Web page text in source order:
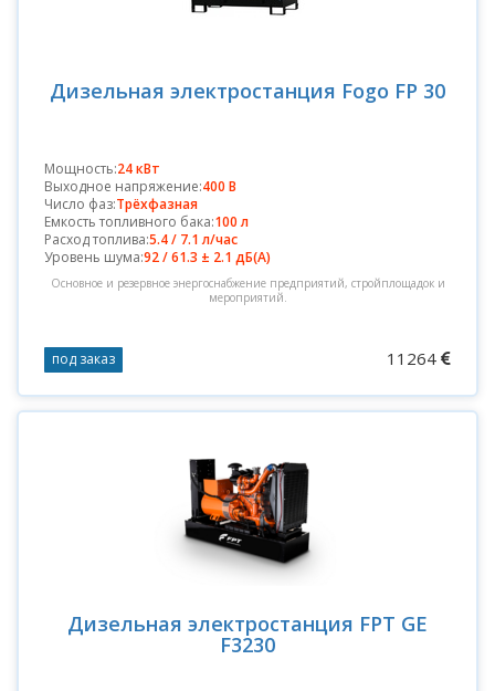
Дизельная электростанция Fogo FP 30
Мощность:24 кВт
Выходное напряжение:400 В
Число фаз:Трёхфазная
Емкость топливного бака:100 л
Расход топлива:5.4 / 7.1 л/час
Уровень шума:92 / 61.3 ± 2.1 дБ(А)
Основное и резервное энергоснабжение предприятий, стройплощадок и
мероприятий.
11264
под заказ
Дизельная электростанция FPT GE
F3230